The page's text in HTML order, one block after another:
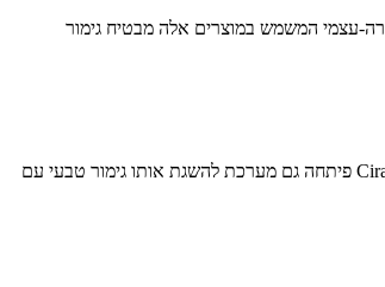
עצמי המשמש במוצרים אלה מבטיח גימור
טווח PLUS מבטיח עמידות גבוהה לשריטות ולכימיקלים אשר ניתן, במידת הצורך, להתחזק עוד יותר על ידי הוספת מקשה PLUS (10%). עבור יצרני פרקט תעשייתי, Ciranova פיתחה גם מערכת להשגת אותו גימור טבעי עם